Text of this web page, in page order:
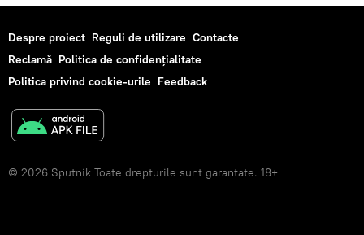
Despre proiect Reguli de utilizare Contacte
Reclamă Politica de confidențialitate
Politica privind cookie-urile Feedback
© 2026 Sputnik Toate drepturile sunt garantate. 18+